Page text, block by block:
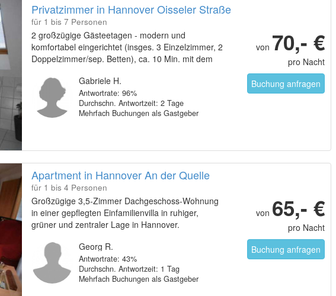
Privatzimmer in Hannover Oisseler Straße
für 1 bis 7 Personen
2 großzügige Gästeetagen - modern und
komfortabel eingerichtet (insges. 3 Einzelzimmer, 2
Doppelzimmer/sep. Betten), ca. 10 Min. mit dem
Verkehrsmitteln zum Hbf.
Gabriele H.
Antwortrate: 96%
Durchschn. Antwortzeit: 2 Tage
Mehrfach Buchungen als Gastgeber
von 70,- €
pro Nacht
Buchung anfragen
Apartment in Hannover An der Quelle
für 1 bis 4 Personen
Großzügige 3,5-Zimmer Dachgeschoss-Wohnung
in einer gepflegten Einfamilienvilla in ruhiger,
grüner und zentraler Lage in Hannover.
Georg R.
Antwortrate: 43%
Durchschn. Antwortzeit: 1 Tag
Mehrfach Buchungen als Gastgeber
von 65,- €
pro Nacht
Buchung anfragen